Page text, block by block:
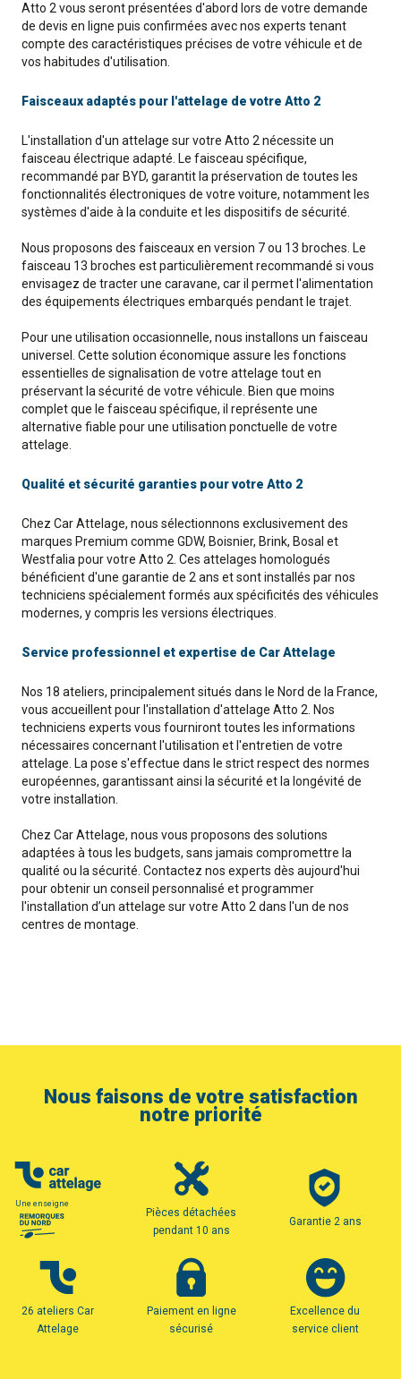
Atto 2 vous seront présentées d'abord lors de votre demande
de devis en ligne puis confirmées avec nos experts tenant
compte des caractéristiques précises de votre véhicule et de
vos habitudes d'utilisation.
Faisceaux adaptés pour l'attelage de votre Atto 2
L'installation d'un attelage sur votre Atto 2 nécessite un
faisceau électrique adapté. Le faisceau spécifique,
recommandé par BYD, garantit la préservation de toutes les
fonctionnalités électroniques de votre voiture, notamment les
systèmes d'aide à la conduite et les dispositifs de sécurité.
Nous proposons des faisceaux en version 7 ou 13 broches. Le
faisceau 13 broches est particulièrement recommandé si vous
envisagez de tracter une caravane, car il permet l'alimentation
des équipements électriques embarqués pendant le trajet.
Pour une utilisation occasionnelle, nous installons un faisceau
universel. Cette solution économique assure les fonctions
essentielles de signalisation de votre attelage tout en
préservant la sécurité de votre véhicule. Bien que moins
complet que le faisceau spécifique, il représente une
alternative fiable pour une utilisation ponctuelle de votre
attelage.
Qualité et sécurité garanties pour votre Atto 2
Chez Car Attelage, nous sélectionnons exclusivement des
marques Premium comme GDW, Boisnier, Brink, Bosal et
Westfalia pour votre Atto 2. Ces attelages homologués
bénéficient d'une garantie de 2 ans et sont installés par nos
techniciens spécialement formés aux spécificités des véhicules
modernes, y compris les versions électriques.
Service professionnel et expertise de Car Attelage
Nos 18 ateliers, principalement situés dans le Nord de la France,
vous accueillent pour l'installation d'attelage Atto 2. Nos
techniciens experts vous fourniront toutes les informations
nécessaires concernant l'utilisation et l'entretien de votre
attelage. La pose s'effectue dans le strict respect des normes
européennes, garantissant ainsi la sécurité et la longévité de
votre installation.
Chez Car Attelage, nous vous proposons des solutions
adaptées à tous les budgets, sans jamais compromettre la
qualité ou la sécurité. Contactez nos experts dès aujourd'hui
pour obtenir un conseil personnalisé et programmer
l'installation d’un attelage sur votre Atto 2 dans l'un de nos
centres de montage.
Nous faisons de votre satisfaction
notre priorité
Une enseigne
Pièces détachées
pendant 10 ans
Garantie 2 ans
26 ateliers Car
Attelage
Paiement en ligne
sécurisé
Excellence du
service client